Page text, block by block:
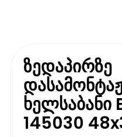
ზედაპირზე
ხელსაბანი
145030